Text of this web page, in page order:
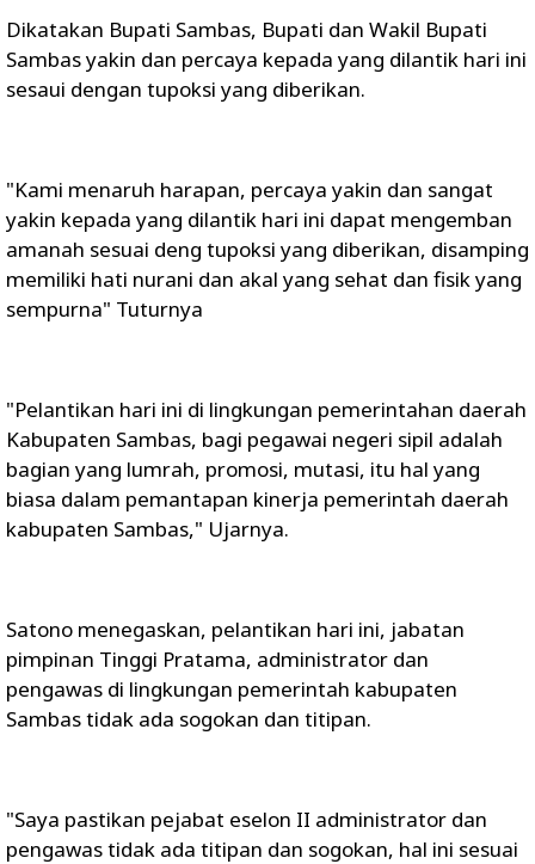
Dikatakan Bupati Sambas, Bupati dan Wakil Bupati
Sambas yakin dan percaya kepada yang dilantik hari ini
sesaui dengan tupoksi yang diberikan.
"Kami menaruh harapan, percaya yakin dan sangat
yakin kepada yang dilantik hari ini dapat mengemban
amanah sesuai deng tupoksi yang diberikan, disamping
memiliki hati nurani dan akal yang sehat dan fisik yang
sempurna" Tuturnya
"Pelantikan hari ini di lingkungan pemerintahan daerah
Kabupaten Sambas, bagi pegawai negeri sipil adalah
bagian yang lumrah, promosi, mutasi, itu hal yang
biasa dalam pemantapan kinerja pemerintah daerah
kabupaten Sambas," Ujarnya.
Satono menegaskan, pelantikan hari ini, jabatan
pimpinan Tinggi Pratama, administrator dan
pengawas di lingkungan pemerintah kabupaten
Sambas tidak ada sogokan dan titipan.
"Saya pastikan pejabat eselon II administrator dan
pengawas tidak ada titipan dan sogokan, hal ini sesuai